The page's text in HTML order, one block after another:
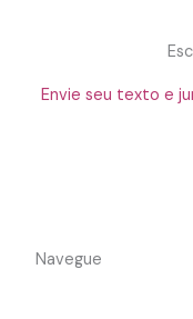
Envie seu texto e
Navegue